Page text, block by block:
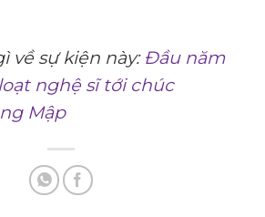
về sự kiện này: Đầu năm
nghệ sĩ tới chúc
Mập